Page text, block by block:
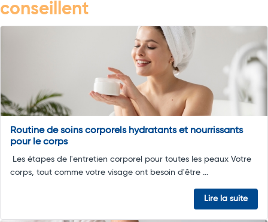
conseillent
Routine de soins corporels hydratants et nourrissants
pour le corps
Les étapes de l'entretien corporel pour toutes les peaux Votre
corps, tout comme votre visage ont besoin d'être ...
Lire la suite